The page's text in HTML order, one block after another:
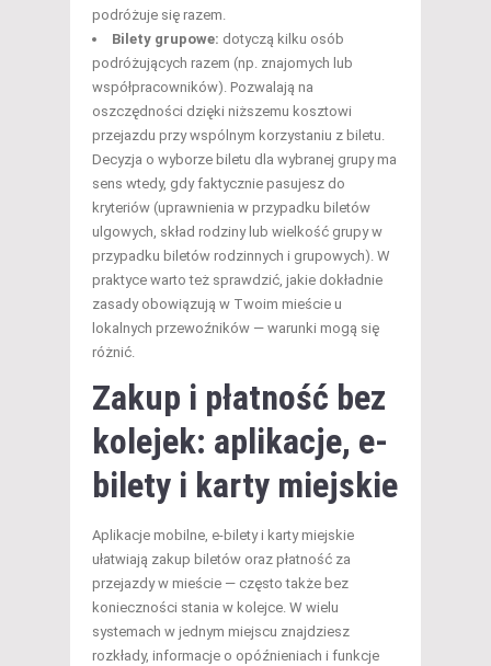
podróżuje się razem.
Bilety grupowe: dotyczą kilku osób
podróżujących razem (np. znajomych lub
współpracowników). Pozwalają na
oszczędności dzięki niższemu kosztowi
przejazdu przy wspólnym korzystaniu z biletu.
Decyzja o wyborze biletu dla wybranej grupy ma
sens wtedy, gdy faktycznie pasujesz do
kryteriów (uprawnienia w przypadku biletów
ulgowych, skład rodziny lub wielkość grupy w
przypadku biletów rodzinnych i grupowych). W
praktyce warto też sprawdzić, jakie dokładnie
zasady obowiązują w Twoim mieście u
lokalnych przewoźników — warunki mogą się
różnić.
Zakup i płatność bez
kolejek: aplikacje, e-
bilety i karty miejskie
Aplikacje mobilne, e-bilety i karty miejskie
ułatwiają zakup biletów oraz płatność za
przejazdy w mieście — często także bez
konieczności stania w kolejce. W wielu
systemach w jednym miejscu znajdziesz
rozkłady, informacje o opóźnieniach i funkcje